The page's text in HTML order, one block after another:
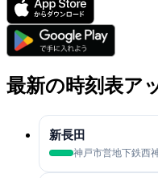
最新の時刻表ア
新長田
神戸市営地下鉄西